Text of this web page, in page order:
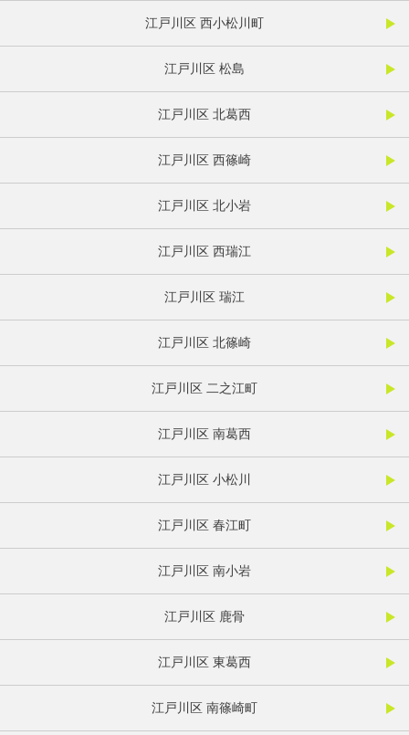
江戸川区 西小松川町
江戸川区 松島
江戸川区 北葛西
江戸川区 西篠崎
江戸川区 北小岩
江戸川区 西瑞江
江戸川区 瑞江
江戸川区 北篠崎
江戸川区 二之江町
江戸川区 南葛西
江戸川区 小松川
江戸川区 春江町
江戸川区 南小岩
江戸川区 鹿骨
江戸川区 東葛西
江戸川区 南篠崎町